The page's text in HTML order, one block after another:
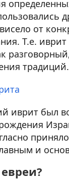
от
Т.е. иврит
традиций.
иврит был
и